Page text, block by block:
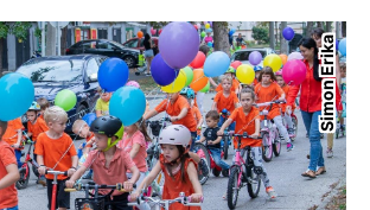
Simon Erika